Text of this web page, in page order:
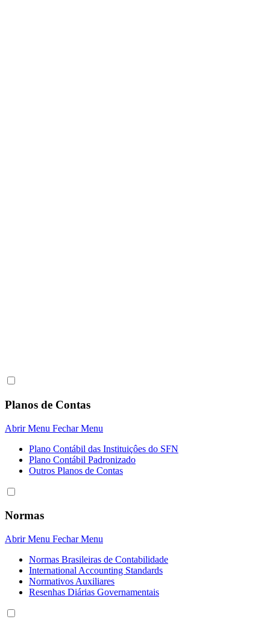
Planos de Contas
Abrir Menu Fechar Menu
Plano Contábil das Instituiçôes do SFN
Plano Contábil Padronizado
Outros Planos de Contas
Normas
Abrir Menu Fechar Menu
Normas Brasileiras de Contabilidade
International Accounting Standards
Normativos Auxiliares
Resenhas Diárias Governamentais